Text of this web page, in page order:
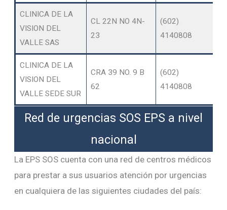
CLINICA DE LA
VISION DEL
VALLE SAS
CL 22N NO 4N-
23
(602)
4140808
CLINICA DE LA
VISION DEL
VALLE SEDE SUR
CRA 39 NO. 9 B
62
(602)
4140808
Red de urgencias SOS EPS a nivel
nacional
La EPS SOS cuenta con una red de centros médicos
para prestar a sus usuarios atención por urgencias
en cualquiera de las siguientes ciudades del país: